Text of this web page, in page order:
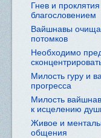
Гнев и
благословением
Вайшнавы
потомков
Необходимо
Милость гуру и
прогресса
Милость
к исцелению
Живое и
общения